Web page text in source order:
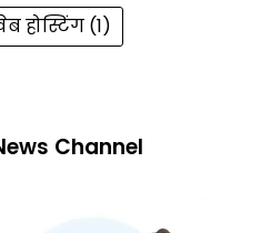
होस्टिंग(1)
Channel